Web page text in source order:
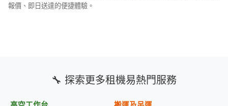
報價、即日送達的便捷體驗。
🔧 探索更多租機易熱門服務